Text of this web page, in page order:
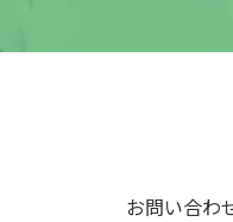
お問い合わ